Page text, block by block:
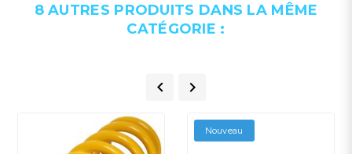
8 AUTRES PRODUITS DANS LA MÊME
CATÉGORIE :
 
Nouveau